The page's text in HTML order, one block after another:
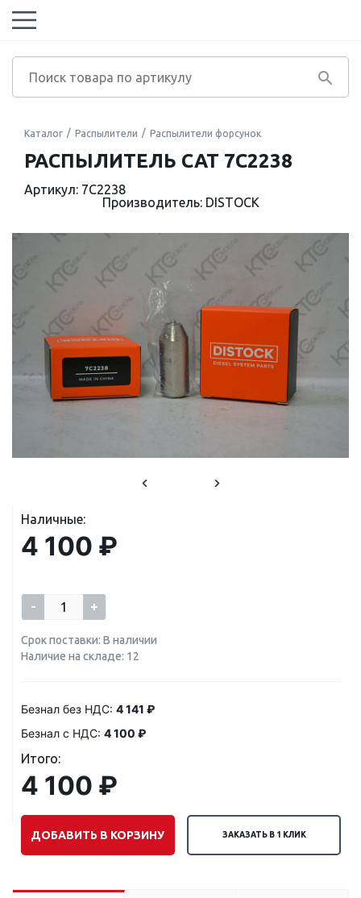
Каталог Распылители Распылители форсунок
РАСПЫЛИТЕЛЬ CAT 7C2238
Артикул: 7C2238
Производитель: DISTOCK
Наличные:
4 100 ₽
- +
Срок поставки: В наличии
Наличие на складе: 12
Безнал без НДС: 4 141 ₽
Безнал с НДС: 4 100 ₽
Итого:
4 100 ₽
ДОБАВИТЬ В КОРЗИНУ ЗАКАЗАТЬ В 1 КЛИК